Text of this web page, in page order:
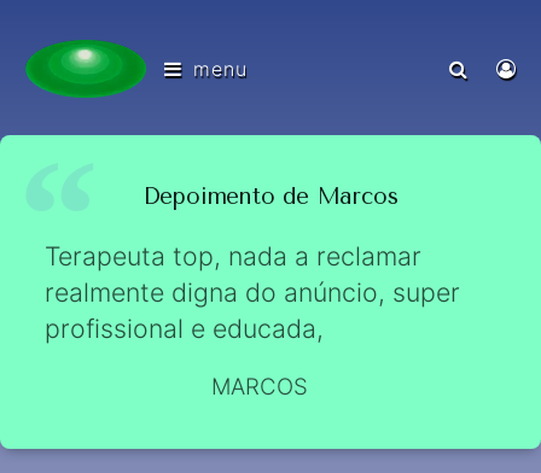
menu
Depoimento de Marcos
Terapeuta top, nada a reclamar
realmente digna do anúncio, super
profissional e educada,
MARCOS